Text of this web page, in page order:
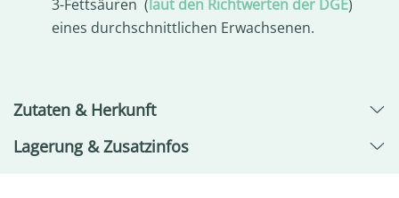
3-Fettsäuren (laut den Richtwerten der DGE)
eines durchschnittlichen Erwachsenen.
Zutaten & Herkunft
Lagerung & Zusatzinfos